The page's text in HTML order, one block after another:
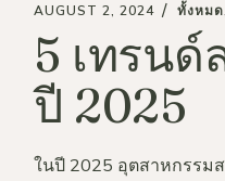
AUGUST 2, 2024 ทั้งหมด
5 เทรน
ปี 2025
ในปี 2025 อุตสาหกรรม